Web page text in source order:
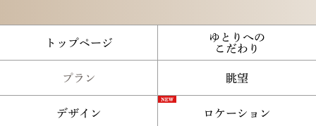
トップページ
ゆとりへの
こだわり
プラン 眺望
デザイン ロケーション